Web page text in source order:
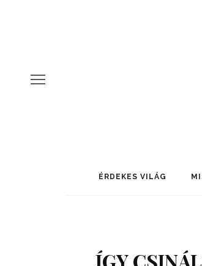
ÉRDEKES VILÁG